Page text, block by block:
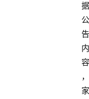
据
公
告
内
容
，
家